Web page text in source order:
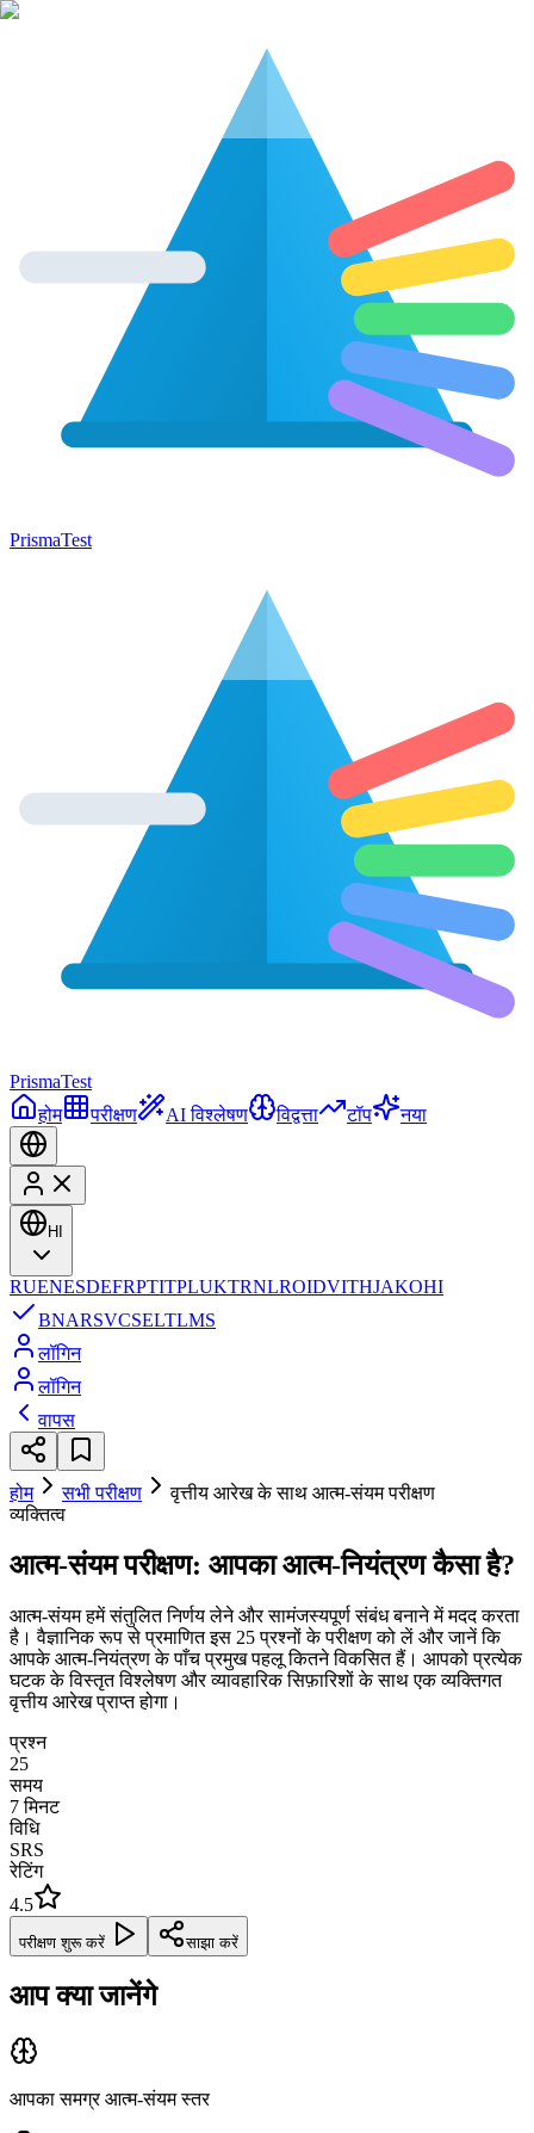
PrismaTest
PrismaTest
होम
परीक्षण AI विश्लेषण विद्वत्ता टॉप नया
HI
RUENESDEFRPTITPLUKTRNLROIDVITHJAKOHI
BNARSVCSELTLMS
लॉगिन
लॉगिन
वापस
होम सभी परीक्षण
वृत्तीय आरेख के साथ आत्म-संयम परीक्षण
व्यक्तित्व
आत्म-संयम परीक्षण: आपका आत्म-नियंत्रण कैसा है?
आत्म-संयम हमें संतुलित निर्णय लेने और सामंजस्यपूर्ण संबंध बनाने में मदद करता
है। वैज्ञानिक रूप से प्रमाणित इस 25 प्रश्नों के परीक्षण को लें और जानें कि
आपके आत्म-नियंत्रण के पाँच प्रमुख पहलू कितने विकसित हैं। आपको प्रत्येक
घटक के विस्तृत विश्लेषण और व्यावहारिक सिफ़ारिशों के साथ एक व्यक्तिगत
वृत्तीय आरेख प्राप्त होगा।
प्रश्न
25
समय
7 मिनट
विधि
SRS
रेटिंग
4.5
परीक्षण शुरू करें साझा करें
आप क्या जानेंगे
आपका समग्र आत्म-संयम स्तर